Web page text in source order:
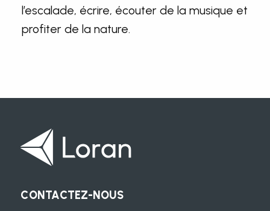
l’escalade, écrire, écouter de la musique et
profiter de la nature.
CONTACTEZ-NOUS